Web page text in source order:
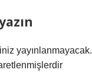
yayınlanmayacak.